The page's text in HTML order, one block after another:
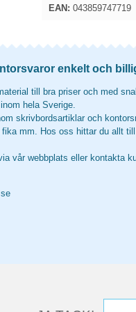
EAN: 043859747719
enkelt och
till bra priser och med
hela Sverige.
skrivbordsartiklar och
fika mm. Hos oss hittar du allt
vår webbplats eller kontakta